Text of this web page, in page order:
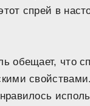
спрей в
обещает, что